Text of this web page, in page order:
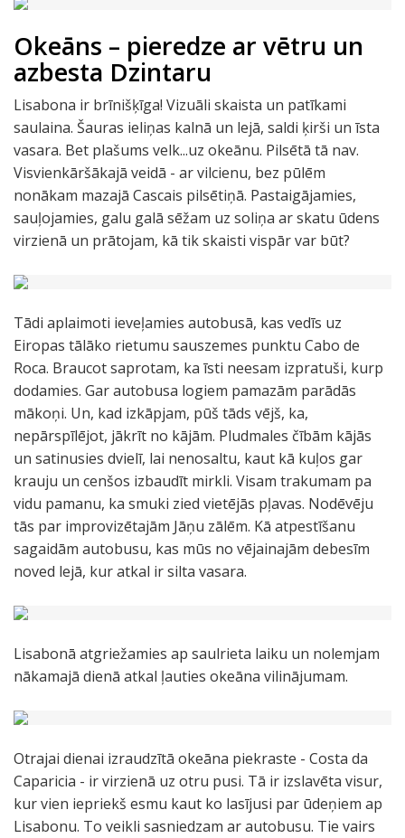
Okeāns – pieredze ar vētru un
azbesta Dzintaru
Lisabona ir brīnišķīga! Vizuāli skaista un patīkami
saulaina. Šauras ieliņas kalnā un lejā, saldi ķirši un īsta
vasara. Bet plašums velk...uz okeānu. Pilsētā tā nav.
Visvienkāršākajā veidā - ar vilcienu, bez pūlēm
nonākam mazajā Cascais pilsētiņā. Pastaigājamies,
sauļojamies, galu galā sēžam uz soliņa ar skatu ūdens
virzienā un prātojam, kā tik skaisti vispār var būt?
Tādi aplaimoti ieveļamies autobusā, kas vedīs uz
Eiropas tālāko rietumu sauszemes punktu Cabo de
Roca. Braucot saprotam, ka īsti neesam izpratuši, kurp
dodamies. Gar autobusa logiem pamazām parādās
mākoņi. Un, kad izkāpjam, pūš tāds vējš, ka,
nepārspīlējot, jākrīt no kājām. Pludmales čībām kājās
un satinusies dvielī, lai nenosaltu, kaut kā kuļos gar
krauju un cenšos izbaudīt mirkli. Visam trakumam pa
vidu pamanu, ka smuki zied vietējās pļavas. Nodēvēju
tās par improvizētajām Jāņu zālēm. Kā atpestīšanu
sagaidām autobusu, kas mūs no vējainajām debesīm
noved lejā, kur atkal ir silta vasara.
Lisabonā atgriežamies ap saulrieta laiku un nolemjam
nākamajā dienā atkal ļauties okeāna vilinājumam.
Otrajai dienai izraudzītā okeāna piekraste - Costa da
Caparicia - ir virzienā uz otru pusi. Tā ir izslavēta visur,
kur vien iepriekš esmu kaut ko lasījusi par ūdeņiem ap
Lisabonu. To veikli sasniedzam ar autobusu. Tie vairs